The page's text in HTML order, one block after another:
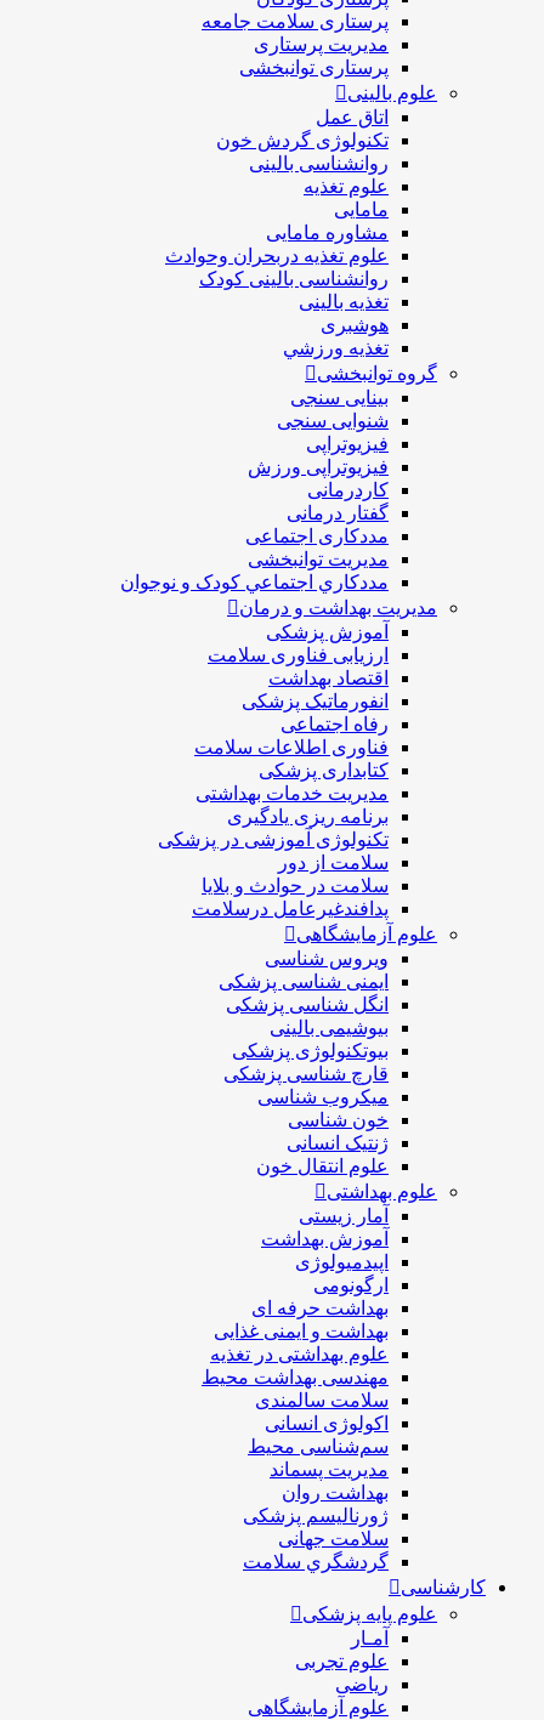
پرستاری سلامت جامعه
مدیریت پرستاری
پرستاری توانبخشی
علوم بالینی
اتاق عمل
تکنولوژی گردش خون
روانشناسی بالینی
علوم تغذیه
مامایی
مشاوره مامایی
علوم تغذیه دربحران وحوادث
روانشناسی بالینی کودک
تغذیه بالینی
هوشبری
تغذيه ورزشي
گروه توانبخشی
بینایی سنجی
شنوایی سنجی
فیزیوتراپی
فیزیوتراپی ورزش
کاردرمانی
گفتار درمانی
مددکاری اجتماعی
مديريت توانبخشی
مددکاري اجتماعي کودک و نوجوان
مدیریت بهداشت و درمان
آموزش پزشکی
ارزیابی فناوری سلامت
اقتصاد بهداشت
انفورماتیک پزشکی
رفاه اجتماعی
فناوری اطلاعات سلامت
کتابداری پزشکی
مديريت خدمات بهداشتی
برنامه ریزی یادگیری
تکنولوژی آموزشی در پزشکی
سلامت از دور
سلامت در حوادث و بلایا
پدافندغیرعامل درسلامت
علوم آزمایشگاهی
ویروس شناسی
ایمنی شناسی پزشكی
انگل شناسی پزشکی
بیوشیمی بالینی
بیوتکنولوژی پزشکی
قارچ شناسی پزشکی
ميكروب شناسی
خون شناسی
ژنتیک انسانی
علوم انتقال خون
علوم بهداشتی
آمار زیستی
آموزش بهداشت
اپیدمیولوژی
ارگونومی
بهداشت حرفه ای
بهداشت و ایمنی غذایی
علوم بهداشتی در تغذیه
مهندسی بهداشت محيط
سلامت سالمندی
اکولوژی انسانی
سم‌شناسی محیط
مدیریت پسماند
بهداشت روان
ژورنالیسم پزشکی
سلامت جهانی
گردشگري سلامت
کارشناسی
علوم پایه پزشکی
آمـار
علوم تجربی
ریاضی
علوم آزمایشگاهی